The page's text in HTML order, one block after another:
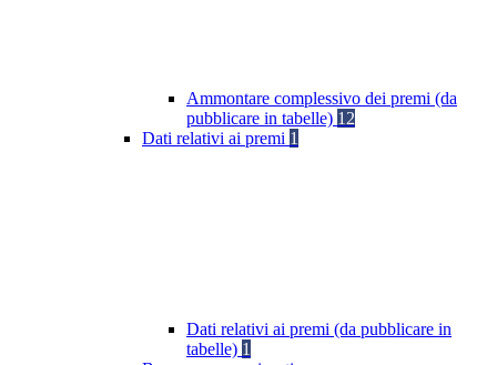
Ammontare complessivo dei premi (da
pubblicare in tabelle) 12
Dati relativi ai premi 1
Dati relativi ai premi (da pubblicare in
tabelle) 1